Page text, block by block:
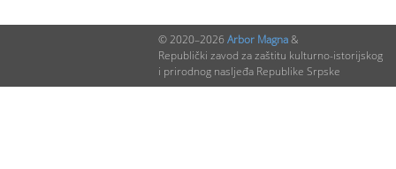
© 2020–2026 Arbor Magna&
Republički zavod za zaštitu kulturno-istorijskog
i prirodnog nasljeđa Republike Srpske